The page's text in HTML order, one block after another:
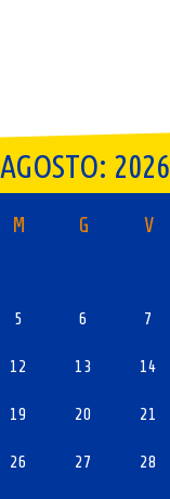
AGOSTO: 2026
M G V
5 6 7
12 13 14
19 20 21
26 27 28